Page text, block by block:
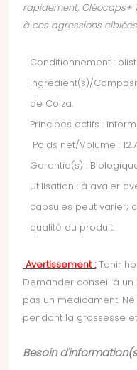
rapidement, Oléocaps+
à ces agressions
Conditionnement :
Ingrédient(s)/
de Colza.
Principes actifs :
Poids net/Volume :
Garantie(s) :
Utilisation : à avaler
capsules peut varier;
qualité du produit.
Avertissement : Tenir
Demander conseil à un
pas un médicament.
pendant la grossesse
Besoin